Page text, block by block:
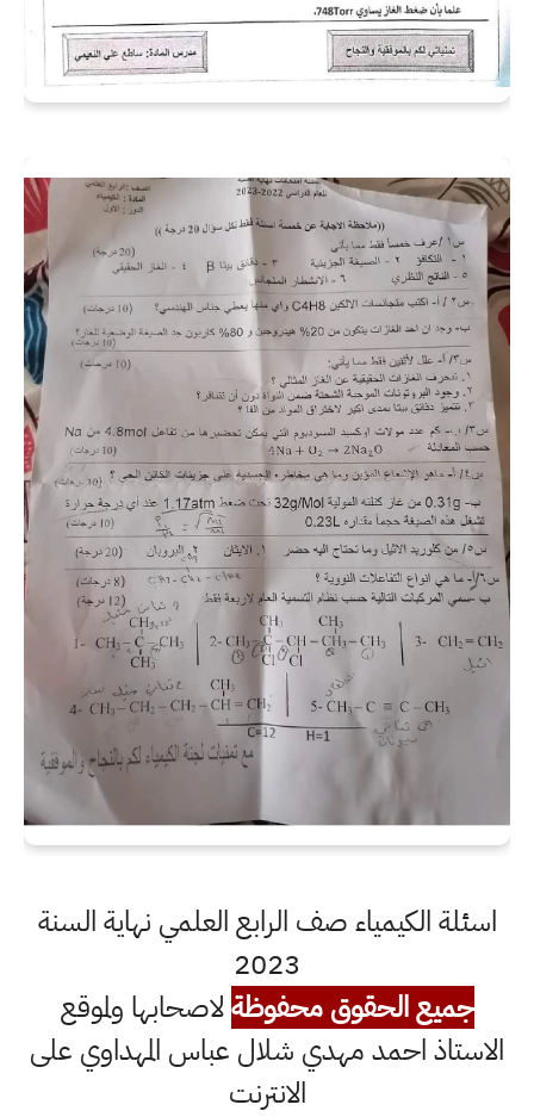
اسئلة الكيمياء صف الرابع العلمي نهاية السنة
2023
جميع الحقوق محفوظةلاصحابها ولموقع
الاستاذ احمد مهدي شلال عباس المهداوي على
الانترنت